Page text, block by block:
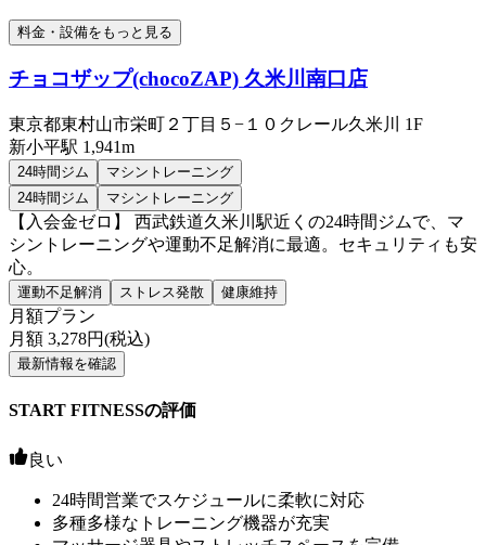
料金・設備をもっと見る
チョコザップ(chocoZAP) 久米川南口店
東京都東村山市栄町２丁目５−１０クレール久米川 1F
新小平駅 1,941m
24時間ジム
マシントレーニング
24時間ジム
マシントレーニング
【入会金ゼロ】 西武鉄道久米川駅近くの24時間ジムで、マ
シントレーニングや運動不足解消に最適。セキュリティも安
心。
運動不足解消 ストレス発散 健康維持
月額プラン
月額 3,278円(税込)
最新情報を確認
START FITNESSの評価
良い
24時間営業でスケジュールに柔軟に対応
多種多様なトレーニング機器が充実